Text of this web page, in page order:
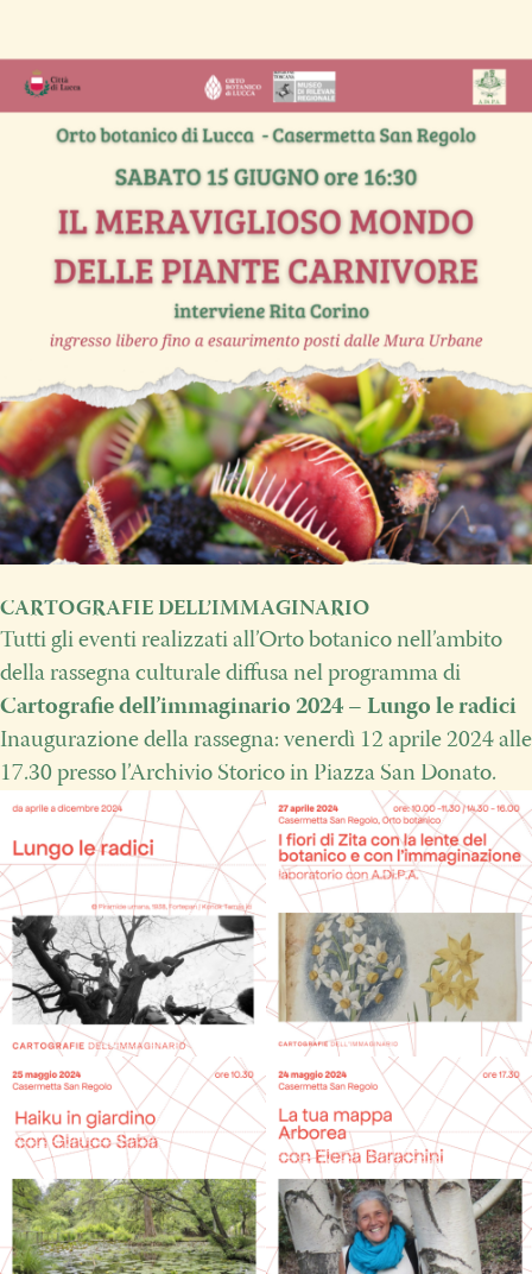
CARTOGRAFIE DELL’IMMAGINARIO
Tutti gli eventi realizzati all’Orto botanico nell’ambito
della rassegna culturale diffusa nel programma di
Cartografie dell’immaginario 2024 – Lungo le radici
Inaugurazione della rassegna: venerdì 12 aprile 2024 alle
17.30 presso l’Archivio Storico in Piazza San Donato.